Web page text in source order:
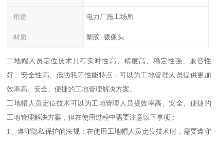
用途 电力厂施工场所
材质 塑胶. 摄像头
工地帽人员定位技术具有实时性高、精度高、稳定性强、兼容性
好、安全性高、低功耗等性能特点，可以为工地管理人员提供更加
效率高、安全、便捷的工地管理解决方案。
工地帽人员定位技术可以为工地管理人员提效率高、安全、便捷的
工地管理解决方案，但在使用过程中需要注意以下事项：
1、遵守隐私保护的法规：在使用工地帽人员定位技术时，需要遵守